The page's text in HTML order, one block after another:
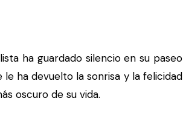
ha guardado silencio en su paseo
le ha devuelto la sonrisa y la felicidad
oscuro de su vida.